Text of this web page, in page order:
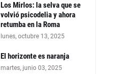
Los Mirlos: la selva que se
volvió psicodelia y ahora
retumba en la Roma
lunes, octubre 13, 2025
El horizonte es naranja
martes, junio 03, 2025